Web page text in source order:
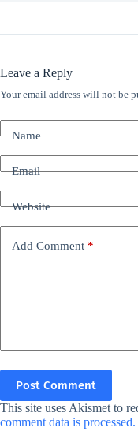
Leave a Reply
Your email address will not be
Name
Email
Website
Add Comment *
Post Comment
This site uses Akismet to
comment data is processed.